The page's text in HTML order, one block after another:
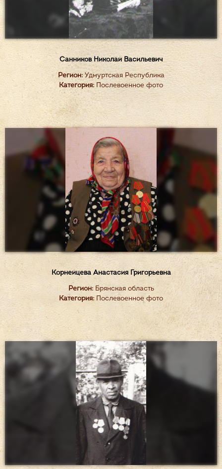
Санников Николай Васильевич
Регион:Удмуртская Республика
Категория:Послевоенное фото
Корнейцева Анастасия Григорьевна
Регион:Брянская область
Категория:Послевоенное фото